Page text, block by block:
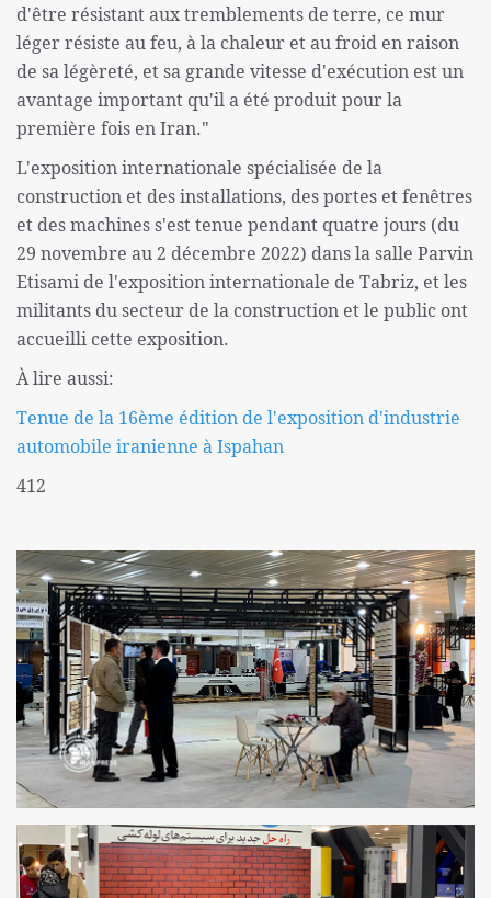
d'être résistant aux tremblements de terre, ce mur
léger résiste au feu, à la chaleur et au froid en raison
de sa légèreté, et sa grande vitesse d'exécution est un
avantage important qu'il a été produit pour la
première fois en Iran."
L'exposition internationale spécialisée de la
construction et des installations, des portes et fenêtres
et des machines s'est tenue pendant quatre jours (du
29 novembre au 2 décembre 2022) dans la salle Parvin
Etisami de l'exposition internationale de Tabriz, et les
militants du secteur de la construction et le public ont
accueilli cette exposition.
À lire aussi:
Tenue de la 16ème édition de l'exposition d'industrie
automobile iranienne à Ispahan
412